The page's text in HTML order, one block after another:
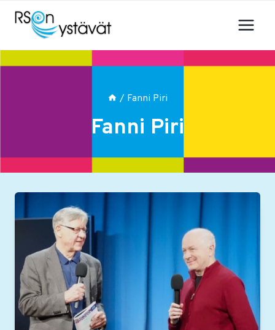
Siirry
sisältöön
/ Fanni Piri
Fanni Piri